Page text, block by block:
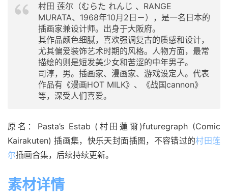
村田 莲尔（むらた れんじ 、RANGE
MURATA、1968年10月2日－），是一名日本的
插画家兼设计师。出身于大阪府。
其作品颜色细腻，喜欢强调复古的质感和设计，
尤其偏爱装饰艺术时期的风格。人物方面，最常
描绘的则是短发美少女和苦涩的中年男子。
司淳，男。插画家、漫画家、游戏设定人。代表
作品有《漫画HOT MILK》、《战国cannon》
等，深受人们喜爱。
原名：Pasta’s Estab (村田蓮爾)futuregraph (Comic
Kairakuten) 插画集，快乐天封面插图，不容错过的村田莲
尔插画合集，后续持续更新。
素材详情